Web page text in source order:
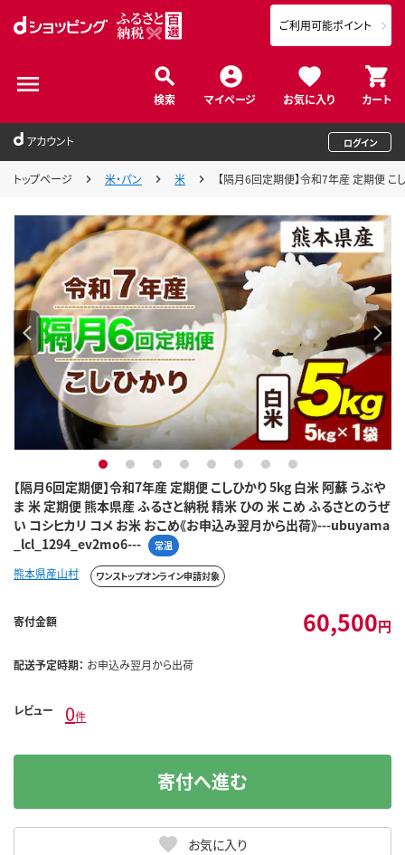
検索 マイページ お気に入り カート
ご利用可能ポイント
アカウント ログイン
トップページ 米・パン 米 【隔月6回定期便】令和7年産 定期便
【隔月6回定期便】令和7年産 定期便 こしひかり 5kg 白米 阿蘇 うぶや
ま 米 定期便 熊本県産 ふるさと納税 精米 ひの 米 こめ ふるさとのうぜ
い コシヒカリ コメ お米 おこめ《お申込み翌月から出荷》---ubuyama
_lcl_1294_ev2mo6---
常温
1 2 3 4 5 6 7 8
熊本県産山村 ワンストップオンライン申請対象
寄付金額 60,500円
配送予定時期： お申込み翌月から出荷
レビュー 0件
お気に入り
寄付へ進む